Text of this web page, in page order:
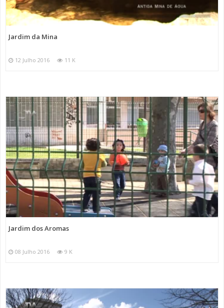
Jardim da Mina
12 Julho 2016 11 K
Jardim dos Aromas
08 Julho 2016 9 K